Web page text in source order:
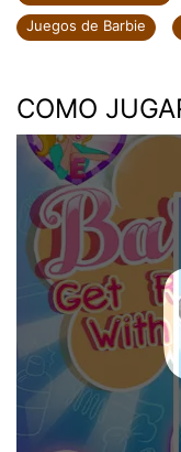
Juegos de Barbie
COMO